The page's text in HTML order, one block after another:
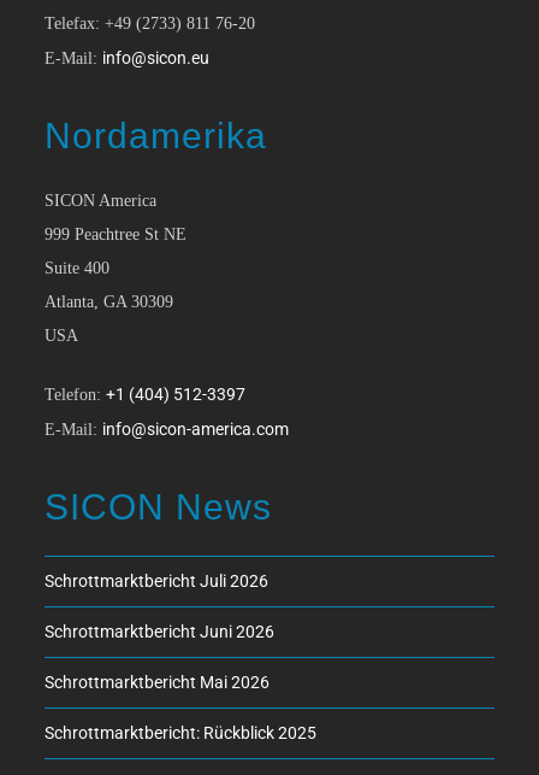
Telefax: +49 (2733) 811 76-20
E-Mail: info@sicon.eu
Nordamerika
SICON America
999 Peachtree St NE
Suite 400
Atlanta, GA 30309
USA
Telefon:+1 (404) 512-3397
E-Mail: info@sicon-america.com
SICON News
Schrottmarktbericht Juli 2026
Schrottmarktbericht Juni 2026
Schrottmarktbericht Mai 2026
Schrottmarktbericht: Rückblick 2025